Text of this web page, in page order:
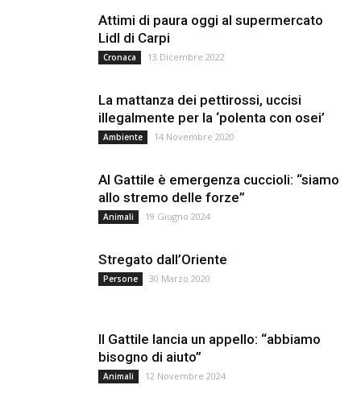
Attimi di paura oggi al supermercato
Lidl di Carpi
Cronaca 13 Dicembre 2022
La mattanza dei pettirossi, uccisi
illegalmente per la ‘polenta con osei’
Ambiente 14 Novembre 2020
Al Gattile è emergenza cuccioli: “siamo
allo stremo delle forze”
Animali 19 Giugno 2024
Stregato dall’Oriente
Persone 30 Marzo 2020
Il Gattile lancia un appello: “abbiamo
bisogno di aiuto”
Animali 12 Novembre 2024